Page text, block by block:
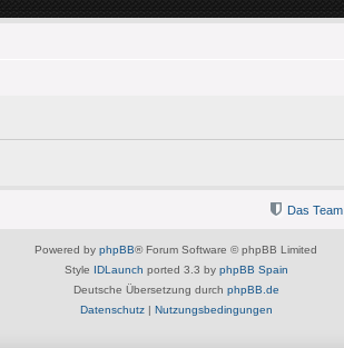
Das Team
Powered by phpBB® Forum Software © phpBB Limited
Style IDLaunch ported 3.3 by phpBB Spain
Deutsche Übersetzung durch phpBB.de
Datenschutz| Nutzungsbedingungen